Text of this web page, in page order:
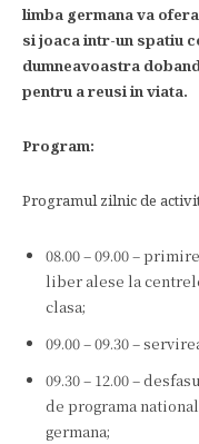
limba germana va
si joaca intr-un spatiu
dumneavoastra
pentru a reusi in viata.
Program:
Programul zilnic de
08.00 – 09.00 –
liber alese la
clasa;
09.00 – 09.30 –
09.30 – 12.00 –
de programa
germana;